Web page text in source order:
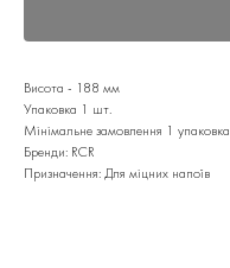
Висота - 188 мм
Упаковка 1 шт.
Мінімальне замовлення 1 упаковка
Бренди: RCR
Призначення: Для міцних напоїв